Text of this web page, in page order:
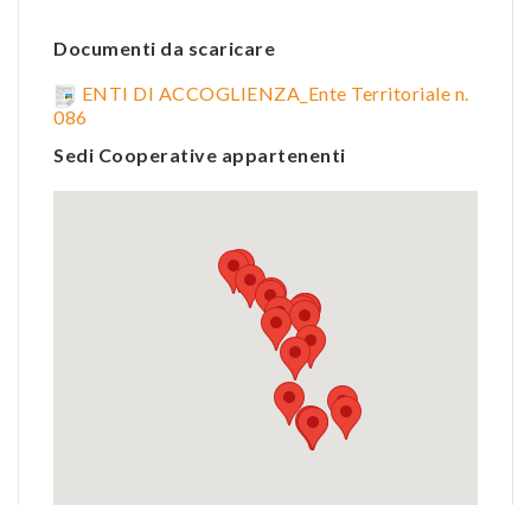
Documenti da scaricare
ENTI DI ACCOGLIENZA_Ente Territoriale n.
086
Sedi Cooperative appartenenti